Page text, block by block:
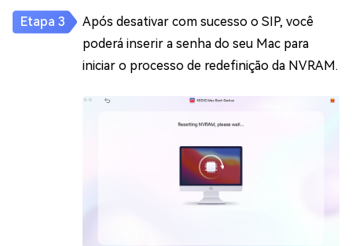
Após desativar com sucesso o SIP, você
poderá inserir a senha do seu Mac para
iniciar o processo de redefinição da NVRAM.